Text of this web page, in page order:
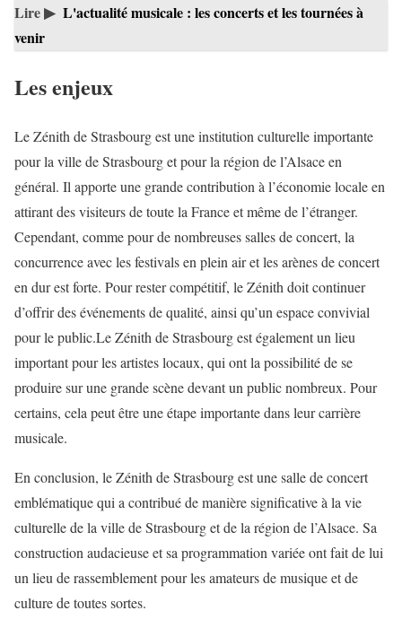
Lire ▶ L'actualité musicale : les concerts et les tournées à
venir
Les enjeux
Le Zénith de Strasbourg est une institution culturelle importante
pour la ville de Strasbourg et pour la région de l’Alsace en
général. Il apporte une grande contribution à l’économie locale en
attirant des visiteurs de toute la France et même de l’étranger.
Cependant, comme pour de nombreuses salles de concert, la
concurrence avec les festivals en plein air et les arènes de concert
en dur est forte. Pour rester compétitif, le Zénith doit continuer
d’offrir des événements de qualité, ainsi qu’un espace convivial
pour le public.Le Zénith de Strasbourg est également un lieu
important pour les artistes locaux, qui ont la possibilité de se
produire sur une grande scène devant un public nombreux. Pour
certains, cela peut être une étape importante dans leur carrière
musicale.
En conclusion, le Zénith de Strasbourg est une salle de concert
emblématique qui a contribué de manière significative à la vie
culturelle de la ville de Strasbourg et de la région de l’Alsace. Sa
construction audacieuse et sa programmation variée ont fait de lui
un lieu de rassemblement pour les amateurs de musique et de
culture de toutes sortes.